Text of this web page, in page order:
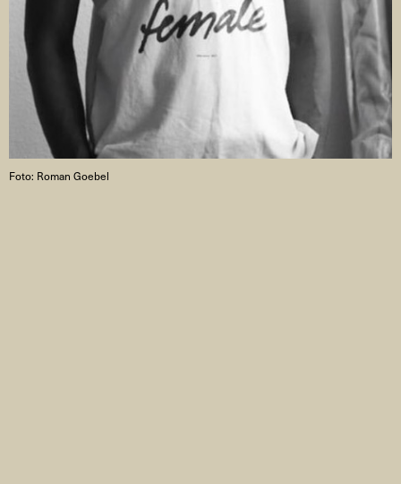
Foto: Roman Goebel